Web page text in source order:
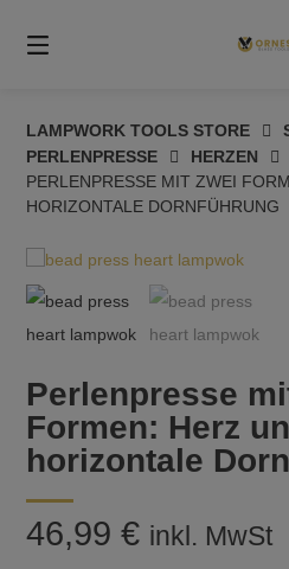
zum
Inhalt
LAMPWORK TOOLS STORE
PERLENPRESSE
HERZEN
PERLENPRESSE MIT ZWEI
HORIZONTALE DORNFÜHRUNG
Perlenpresse
Formen: Herz
horizontale
46,99€ inkl. MwSt